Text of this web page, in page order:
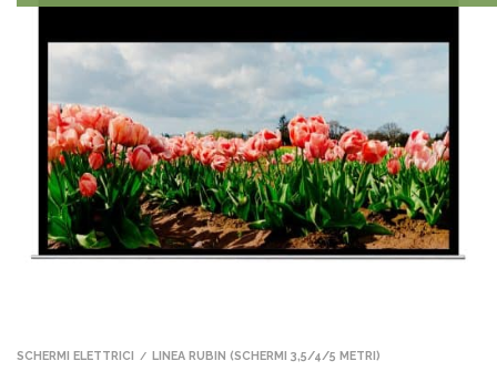
SCHERMI ELETTRICI / LINEA RUBIN (SCHERMI 3,5/4/5 METRI)